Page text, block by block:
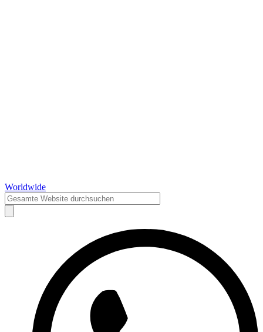
Worldwide